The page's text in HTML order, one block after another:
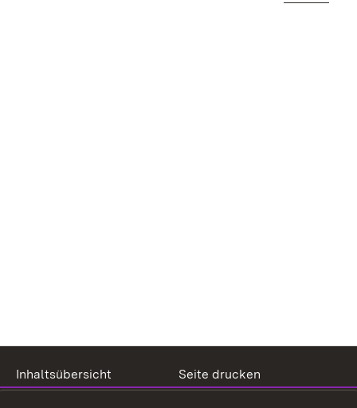
Inhaltsübersicht
Seite drucken